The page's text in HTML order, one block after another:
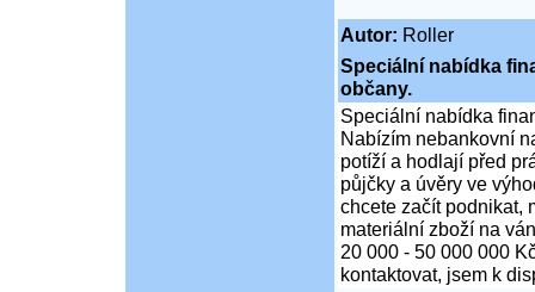
Autor: Roller
Speciální nabídka
občany.
Speciální nabídka
Nabízím nebankovní
potíží a hodlají před
půjčky a úvěry ve
chcete začít podnikat,
materiální zboží na
20 000 - 50 000 000
kontaktovat, jsem k